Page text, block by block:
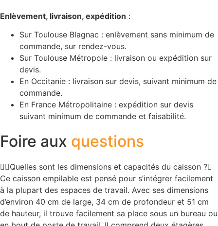
Enlèvement, livraison, expédition :
Sur Toulouse Blagnac : enlèvement sans minimum de
commande, sur rendez-vous.
Sur Toulouse Métropole : livraison ou expédition sur
devis.
En Occitanie : livraison sur devis, suivant minimum de
commande.
En France Métropolitaine : expédition sur devis
suivant minimum de commande et faisabilité.
Foire aux questions
Quelles sont les dimensions et capacités du caisson ?
Ce caisson empilable est pensé pour s’intégrer facilement
à la plupart des espaces de travail. Avec ses dimensions
d’environ 40 cm de large, 34 cm de profondeur et 51 cm
de hauteur, il trouve facilement sa place sous un bureau ou